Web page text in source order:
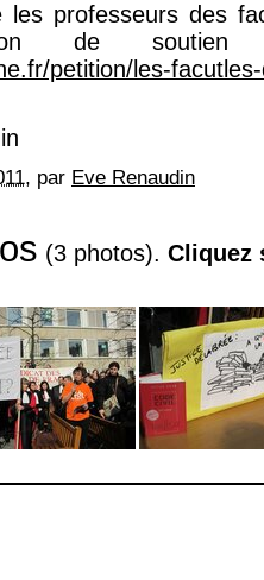
les professeurs des
de soutien
petition/les-
, par Eve Renaudin
(3 photos). Cliquez